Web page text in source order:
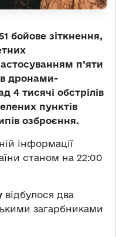
бойове зіткнення,
п’яти
дронами-
4 тисячі обстрілів
пунктів
озброєння.
інформації
станом на 22:00
відбулося два
загарбниками